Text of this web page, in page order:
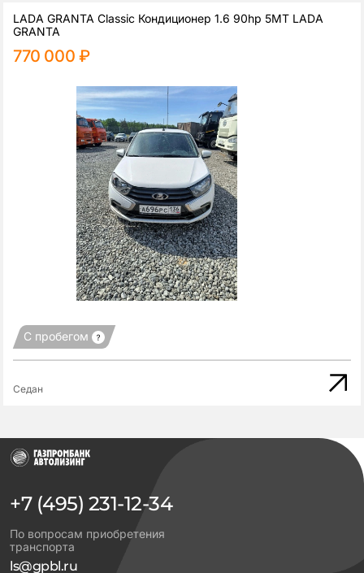
LADA GRANTA Classic Кондиционер 1.6 90hp 5MT LADA
GRANTA
770 000 ₽
С пробегом
Седан
+7 (495) 231-12-34
По вопросам приобретения
транспорта
ls@gpbl.ru